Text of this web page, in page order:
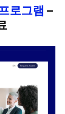
로그램 –